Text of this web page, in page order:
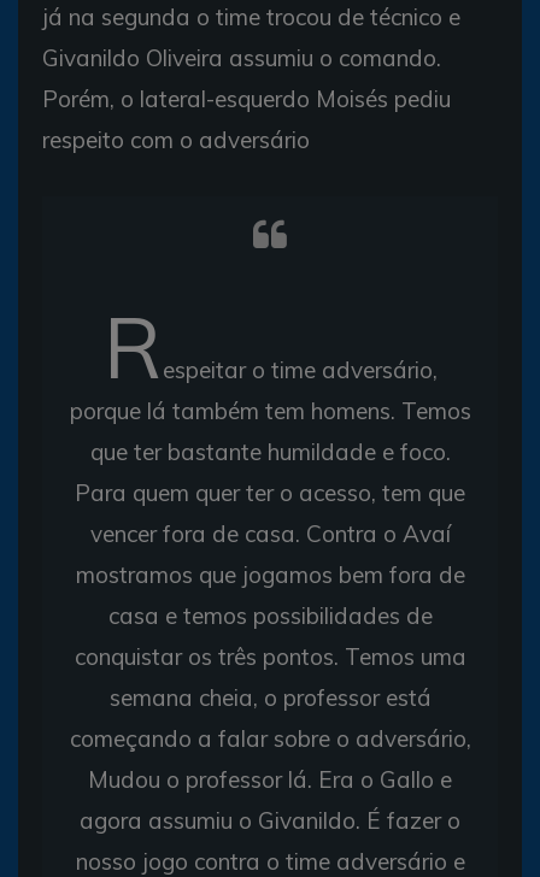
já na segunda o time trocou de técnico e
Givanildo Oliveira assumiu o comando.
Porém, o lateral-esquerdo Moisés pediu
respeito com o adversário
Respeitar o time adversário,
porque lá também tem homens. Temos
que ter bastante humildade e foco.
Para quem quer ter o acesso, tem que
vencer fora de casa. Contra o Avaí
mostramos que jogamos bem fora de
casa e temos possibilidades de
conquistar os três pontos. Temos uma
semana cheia, o professor está
começando a falar sobre o adversário,
Mudou o professor lá. Era o Gallo e
agora assumiu o Givanildo. É fazer o
nosso jogo contra o time adversário e